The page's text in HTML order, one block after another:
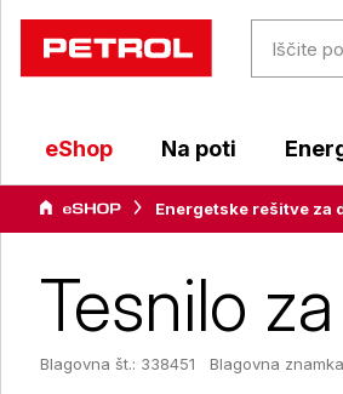
eShop Na poti
Energetske rešitve za
Tesnilo
Blagovna št.: 338451 Blagovna